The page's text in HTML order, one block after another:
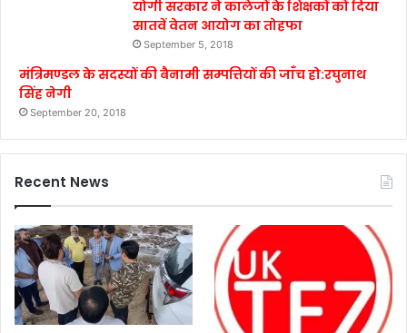
योगी सरकार ने कालेजों के शिक्षकों को दिया
सातवें वेतन आयोग का तोहफा
September 5, 2018
मंत्रिमण्डल के सदस्यों की बैनामी सम्पत्तियों की जाँच हो:रघुनाथ
सिंह नेगी
September 20, 2018
Recent News